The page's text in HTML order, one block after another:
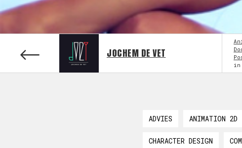
JOCHEM DE VET
in
ADVIES ANIMATION 2D
CHARACTER DESIGN